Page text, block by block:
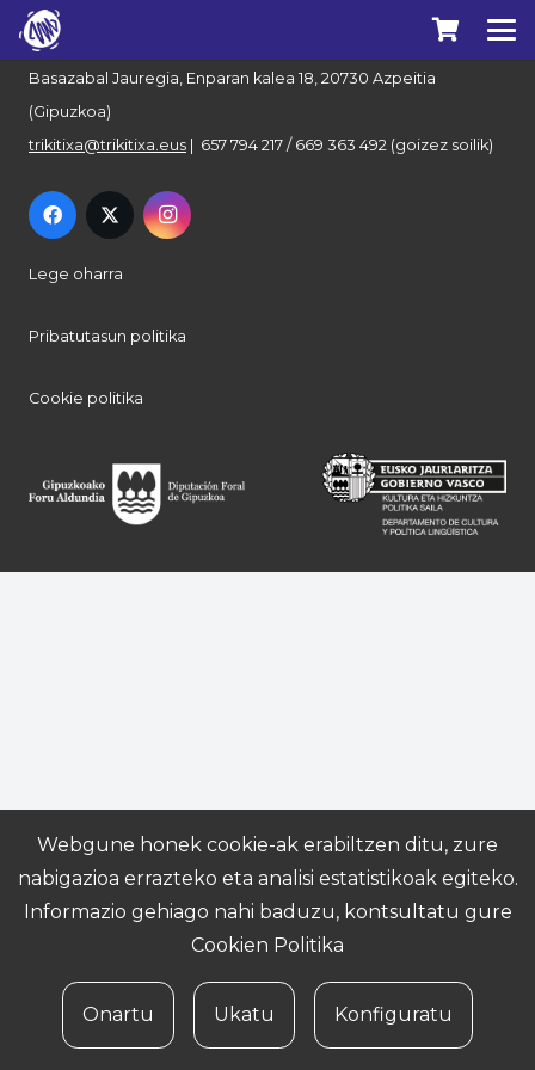
Euskal Herriko Trikitixa Elkartea
Basazabal Jauregia, Enparan kalea 18, 20730 Azpeitia
(Gipuzkoa)
trikitixa@trikitixa.eus | 657 794 217 / 669 363 492 (goizez soilik)
Lege oharra
Pribatutasun politika
Cookie politika
Webgune honek cookie-ak erabiltzen ditu, zure
nabigazioa errazteko eta analisi estatistikoak egiteko.
Informazio gehiago nahi baduzu, kontsultatu gure
Cookien Politika
Onartu Ukatu Konfiguratu